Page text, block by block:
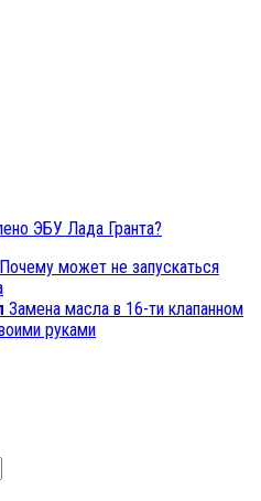
ЭБУ Лада Гранта?
Почему может не запускаться
Замена масла в 16-ти клапанном
руками